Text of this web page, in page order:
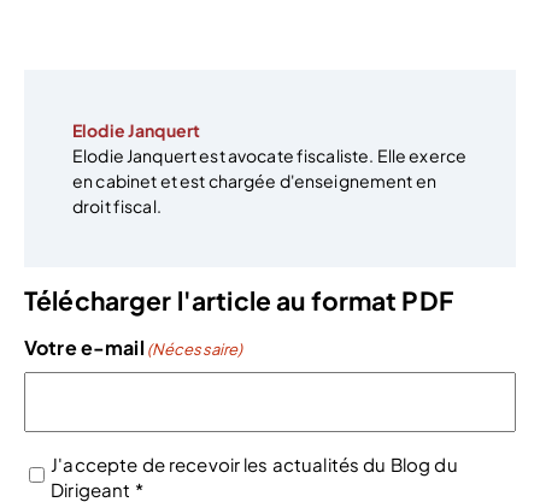
Elodie Janquert
Elodie Janquert est avocate fiscaliste. Elle exerce
en cabinet et est chargée d'enseignement en
droit fiscal.
Télécharger l'article au format PDF
Votre e-mail (Nécessaire)
(Nécessaire)
J'accepte de recevoir les actualités du Blog du
Dirigeant *